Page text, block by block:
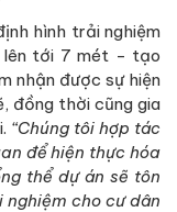
hình trải nghiệm
lên tới 7 mét - tạo
nhận được sự hiện
đồng thời cũng gia
“Chúng tôi hợp tác
để hiện thực hóa
thể dự án sẽ tôn
cho cư dân